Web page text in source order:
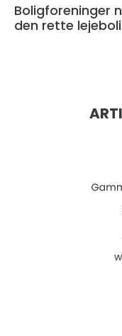
Boligforeninger
den rette